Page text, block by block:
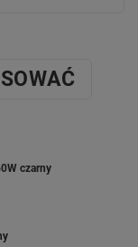
czarny